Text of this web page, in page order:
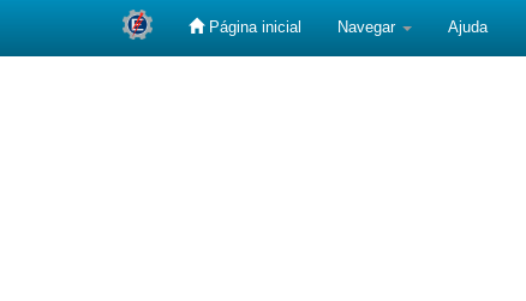
Página inicial Navegar Ajuda